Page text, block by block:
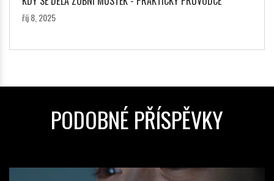
říj 8, 2025
PODOBNÉ PŘÍSPĚVKY